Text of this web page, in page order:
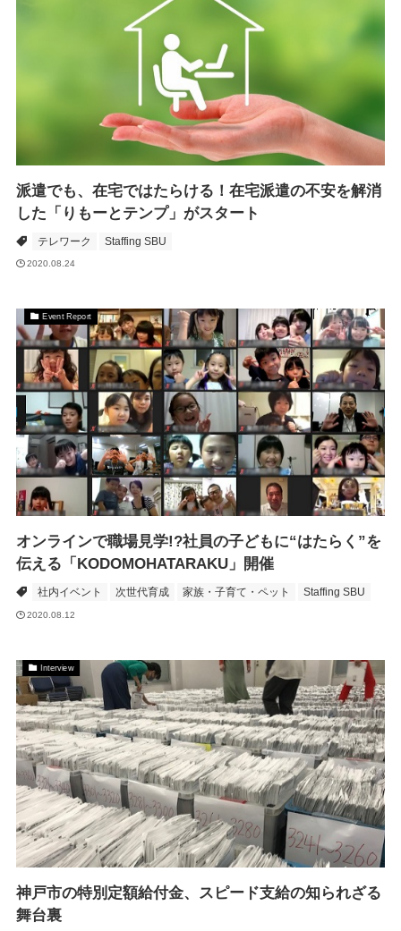
派遣でも、在宅ではたらける！在宅派遣の不安を解消
した「りもーとテンプ」がスタート
テレワーク Staffing SBU
2020.08.24
Event Report
オンラインで職場見学!?社員の子どもに“はたらく”を
伝える「KODOMOHATARAKU」開催
社内イベント 次世代育成 家族・子育て・ペット Staffing SBU
2020.08.12
Interview
神戸市の特別定額給付金、スピード支給の知られざる
舞台裏